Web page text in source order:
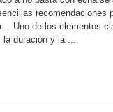
recomendaciones
Uno de los elementos
la duración y la ...